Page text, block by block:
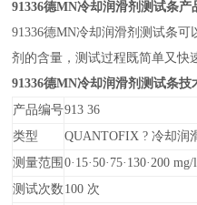
91336德MN冷却润滑剂测试条产
91336德MN冷却润滑剂测试条可
剂的含量，测试过程既简单又快
91336德MN冷却润滑剂测试条技
产品编号913 36
类型
QUANTOFIX ?冷却润
测量范围 0·15·50·75·130·200
测试次数 100 次